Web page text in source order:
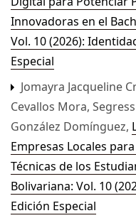
Innovadoras en el
Vol. 10 (2026):
Especial
Jomayra Jacqueline
Cevallos Mora,
González Domínguez,
Empresas Locales
Técnicas de los
Bolivariana: Vol. 10
Edición Especial